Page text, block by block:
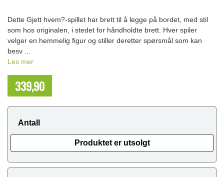
Dette Gjett hvem?-spillet har brett til å legge på bordet, med stil
som hos originalen, i stedet for håndholdte brett. Hver spiler
velger en hemmelig figur og stiller deretter spørsmål som kan
besv ...
Les mer
339,90
Antall
Produktet er utsolgt